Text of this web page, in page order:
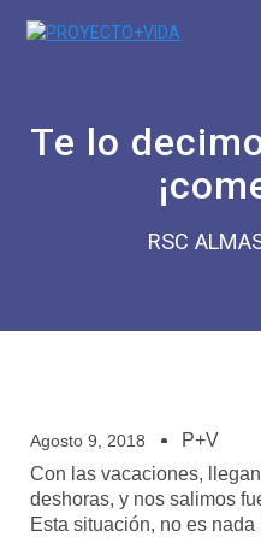
Te lo
RSC
Agosto 9, 2018
P+V
Con las vacaciones,
deshoras, y nos salimos
Esta situación, no es